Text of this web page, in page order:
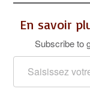
En savoir
Subscribe to
Saisissez votre adresse e-mail…